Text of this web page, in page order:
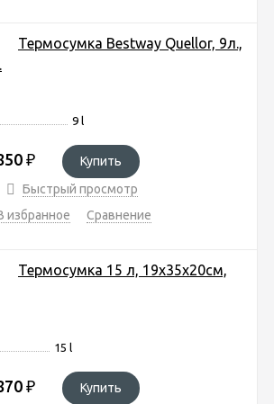
Термосумка Bestway Quellor, 9л.,
9 l
₽
Купить
Быстрый просмотр
избранное
Сравнение
Термосумка 15 л, 19х35х20см,
15 l
₽
Купить